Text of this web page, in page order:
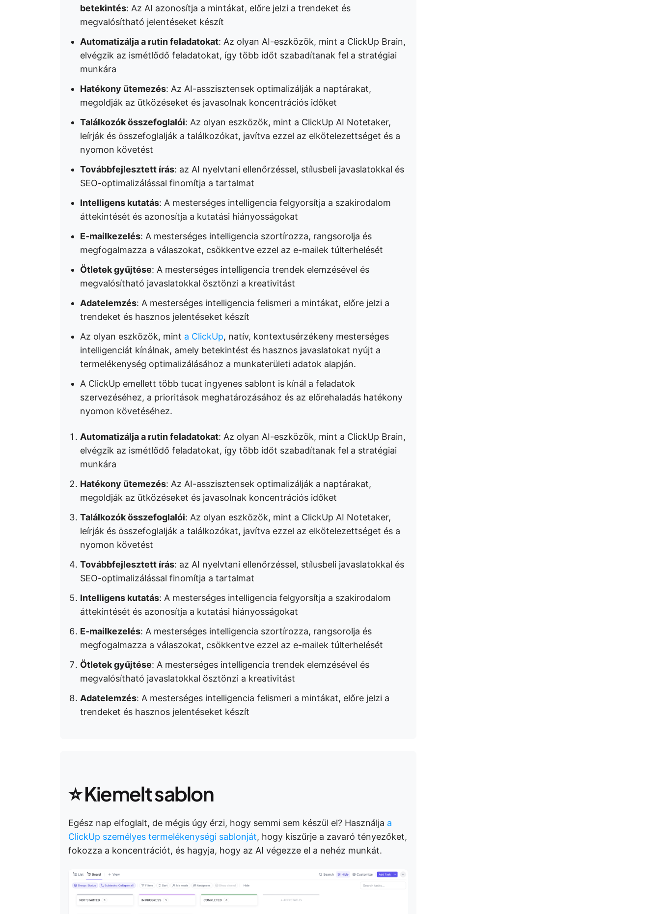
betekintés: Az AI azonosítja a mintákat, előre jelzi a trendeket és
megvalósítható jelentéseket készít
Automatizálja a rutin feladatokat: Az olyan AI-eszközök, mint a ClickUp Brain,
elvégzik az ismétlődő feladatokat, így több időt szabadítanak fel a stratégiai
munkára
Hatékony ütemezés: Az AI-asszisztensek optimalizálják a naptárakat,
megoldják az ütközéseket és javasolnak koncentrációs időket
Találkozók összefoglalói: Az olyan eszközök, mint a ClickUp AI Notetaker,
leírják és összefoglalják a találkozókat, javítva ezzel az elkötelezettséget és a
nyomon követést
Továbbfejlesztett írás: az AI nyelvtani ellenőrzéssel, stílusbeli javaslatokkal és
SEO-optimalizálással finomítja a tartalmat
Intelligens kutatás: A mesterséges intelligencia felgyorsítja a szakirodalom
áttekintését és azonosítja a kutatási hiányosságokat
E-mailkezelés: A mesterséges intelligencia szortírozza, rangsorolja és
megfogalmazza a válaszokat, csökkentve ezzel az e-mailek túlterhelését
Ötletek gyűjtése: A mesterséges intelligencia trendek elemzésével és
megvalósítható javaslatokkal ösztönzi a kreativitást
Adatelemzés: A mesterséges intelligencia felismeri a mintákat, előre jelzi a
trendeket és hasznos jelentéseket készít
Az olyan eszközök, mint a ClickUp, natív, kontextusérzékeny mesterséges
intelligenciát kínálnak, amely betekintést és hasznos javaslatokat nyújt a
termelékenység optimalizálásához a munkaterületi adatok alapján.
A ClickUp emellett több tucat ingyenes sablont is kínál a feladatok
szervezéséhez, a prioritások meghatározásához és az előrehaladás hatékony
nyomon követéséhez.
Automatizálja a rutin feladatokat: Az olyan AI-eszközök, mint a ClickUp Brain,
elvégzik az ismétlődő feladatokat, így több időt szabadítanak fel a stratégiai
munkára
Hatékony ütemezés: Az AI-asszisztensek optimalizálják a naptárakat,
megoldják az ütközéseket és javasolnak koncentrációs időket
Találkozók összefoglalói: Az olyan eszközök, mint a ClickUp AI Notetaker,
leírják és összefoglalják a találkozókat, javítva ezzel az elkötelezettséget és a
nyomon követést
Továbbfejlesztett írás: az AI nyelvtani ellenőrzéssel, stílusbeli javaslatokkal és
SEO-optimalizálással finomítja a tartalmat
Intelligens kutatás: A mesterséges intelligencia felgyorsítja a szakirodalom
áttekintését és azonosítja a kutatási hiányosságokat
E-mailkezelés: A mesterséges intelligencia szortírozza, rangsorolja és
megfogalmazza a válaszokat, csökkentve ezzel az e-mailek túlterhelését
Ötletek gyűjtése: A mesterséges intelligencia trendek elemzésével és
megvalósítható javaslatokkal ösztönzi a kreativitást
Adatelemzés: A mesterséges intelligencia felismeri a mintákat, előre jelzi a
trendeket és hasznos jelentéseket készít
⭐ Kiemelt sablon
Egész nap elfoglalt, de mégis úgy érzi, hogy semmi sem készül el? Használja a
ClickUp személyes termelékenységi sablonját, hogy kiszűrje a zavaró tényezőket,
fokozza a koncentrációt, és hagyja, hogy az AI végezze el a nehéz munkát.